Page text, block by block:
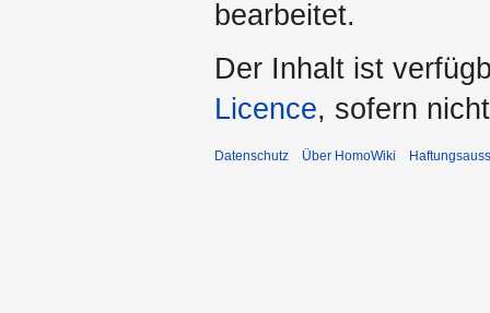
bearbeitet.
Der Inhalt ist
Licence, sofern
Datenschutz Über HomoWiki